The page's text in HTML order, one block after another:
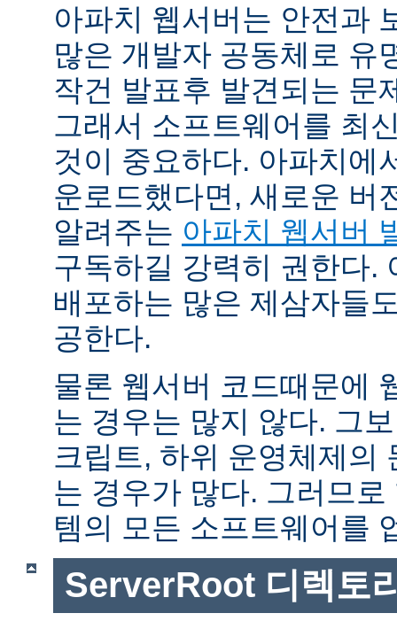
아파치 웹서버는 안전과
많은 개발자 공동체로 유
작건 발표후 발견되는 문
그래서 소프트웨어를 최
것이 중요하다. 아파치에
운로드했다면, 새로운 버
알려주는 아파치 웹서버
구독하길 강력히 권한다.
배포하는 많은 제삼자들
공한다.
물론 웹서버 코드때문에
는 경우는 많지 않다. 그
크립트, 하위 운영체제의
는 경우가 많다. 그러므
템의 모든 소프트웨어를
ServerRoot 디렉토